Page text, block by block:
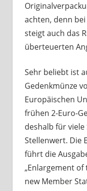
achten, denn
steigt auch das
überteuerten
Sehr beliebt ist
Gedenkmünze
Europäischen
frühen 2-Euro-
deshalb für
Stellenwert. Die
führt die
„Enlargement
new Member